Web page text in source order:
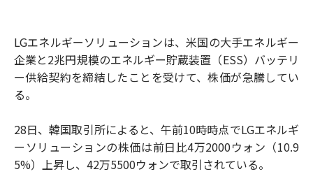
LGエネルギーソリューションは、米国の大手エネルギー
企業と2兆円規模のエネルギー貯蔵装置（ESS）バッテリ
ー供給契約を締結したことを受けて、株価が急騰してい
る。
28日、韓国取引所によると、午前10時時点でLGエネルギ
ーソリューションの株価は前日比4万2000ウォン（10.9
5%）上昇し、42万5500ウォンで取引されている。